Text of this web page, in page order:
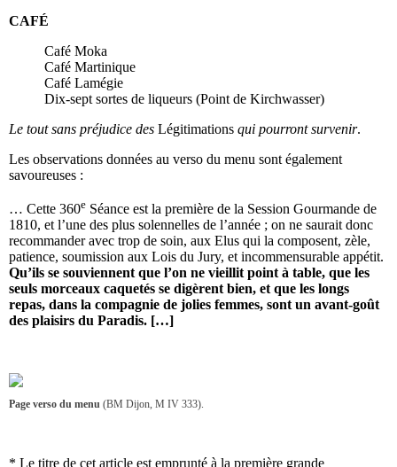
CAFÉ
Café Moka
Café Martinique
Café Lamégie
Dix-sept sortes de liqueurs (Point de Kirchwasser)
Le tout sans préjudice des Légitimations qui pourront survenir.
Les observations données au verso du menu sont également
savoureuses :
… Cette 360e Séance est la première de la Session Gourmande de
1810, et l’une des plus solennelles de l’année ; on ne saurait donc
recommander avec trop de soin, aux Elus qui la composent, zèle,
patience, soumission aux Lois du Jury, et incommensurable appétit.
Qu’ils se souviennent que l’on ne vieillit point à table, que les
seuls morceaux caquetés se digèrent bien, et que les longs
repas, dans la compagnie de jolies femmes, sont un avant-goût
des plaisirs du Paradis. […]
Page verso du menu (BM Dijon, M IV 333).
* Le titre de cet article est emprunté à la première grande